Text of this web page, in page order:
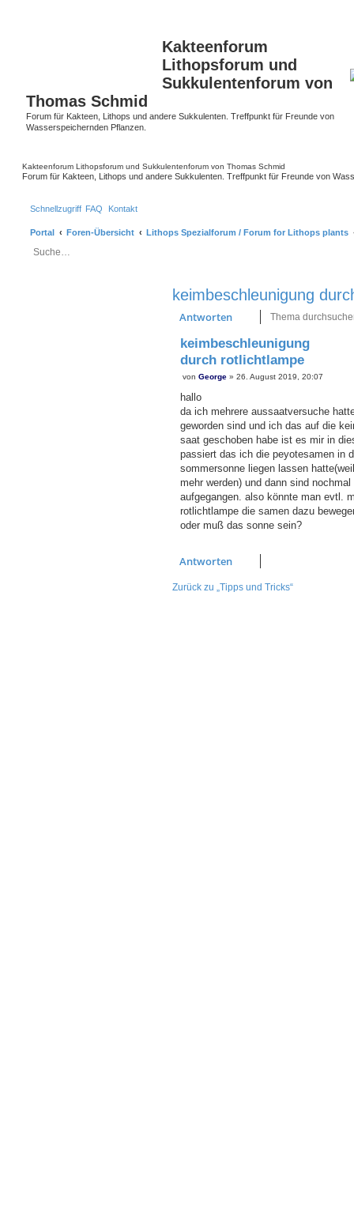
Kakteenforum
Lithopsforum und
Sukkulentenforum von
Thomas Schmid
Forum für Kakteen, Lithops und andere Sukkulenten. Treffpunkt für Freunde von
Wasserspeichernden Pflanzen.
Kakteenforum Lithopsforum und Sukkulentenforum von Thomas Schmid
Forum für Kakteen, Lithops und andere Sukkulenten. Treffpunkt für Freunde von
Schnellzugriff FAQ Kontakt
Portal Foren-Übersicht Lithops Spezialforum / Forum for Lithops plants
keimbeschleunigung
Antworten
keimbeschleunigung
durch rotlichtlampe
B
r
a
g
von George » 26. August 2019, 20:07
hallo
da ich mehrere aussaatversuche
geworden sind und ich das auf die
saat geschoben habe ist es mir in
passiert das ich die peyotesamen in
sommersonne liegen lassen
mehr werden) und dann sind nochmal
aufgegangen. also könnte man evtl.
rotlichtlampe die samen dazu
oder muß das sonne sein?
Antworten
Zurück zu „Tipps und Tricks“